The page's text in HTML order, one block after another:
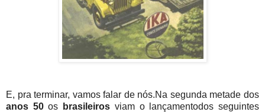
E, pra terminar, vamos falar de nós.Na segunda metade dos
anos 50os brasileiros viam o lançamentodos seguintes